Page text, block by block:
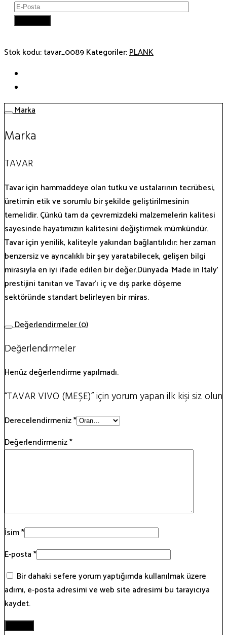
Stok kodu:tavar_0089Kategoriler:PLANK
Marka
Marka
TAVAR
Tavar için hammaddeye olan tutku ve ustalarının tecrübesi,
üretimin etik ve sorumlu bir şekilde geliştirilmesinin
temelidir. Çünkü tam da çevremizdeki malzemelerin kalitesi
sayesinde hayatımızın kalitesini değiştirmek mümkündür.
Tavar için yenilik, kaliteyle yakından bağlantılıdır: her zaman
benzersiz ve ayrıcalıklı bir şey yaratabilecek, gelişen bilgi
mirasıyla en iyi ifade edilen bir değer.Dünyada ‘Made in Italy’
prestijini tanıtan ve Tavar’ı iç ve dış parke döşeme
sektöründe standart belirleyen bir miras.
Değerlendirmeler (0)
Değerlendirmeler
Henüz değerlendirme yapılmadı.
“TAVAR VIVO (MEŞE)” için yorum yapan ilk kişi siz olun
Derecelendirmeniz*
Değerlendirmeniz*
İsim*
E-posta*
Bir dahaki sefere yorum yaptığımda kullanılmak üzere
adımı, e-posta adresimi ve web site adresimi bu tarayıcıya
kaydet.